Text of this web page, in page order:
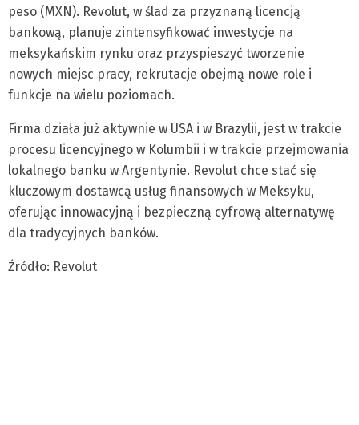
peso (MXN). Revolut, w ślad za przyznaną licencją
bankową, planuje zintensyfikować inwestycje na
meksykańskim rynku oraz przyspieszyć tworzenie
nowych miejsc pracy, rekrutacje obejmą nowe role i
funkcje na wielu poziomach.
Firma działa już aktywnie w USA i w Brazylii, jest w trakcie
procesu licencyjnego w Kolumbii i w trakcie przejmowania
lokalnego banku w Argentynie. Revolut chce stać się
kluczowym dostawcą usług finansowych w Meksyku,
oferując innowacyjną i bezpieczną cyfrową alternatywę
dla tradycyjnych banków.
Źródło: Revolut